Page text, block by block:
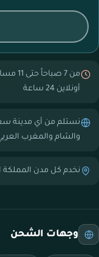
من 7
أونلاين 24 ساعة
نستلم من أي مدينة
والشام والمغرب
نخدم كل مدن المملكة
وجهات الشحن